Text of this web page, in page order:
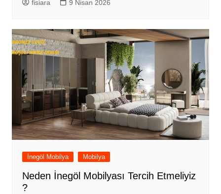
fisiara 9 Nisan 2026
İnegöl Mobilya Mobilya
Neden İnegöl Mobilyası Tercih Etmeliyiz
?